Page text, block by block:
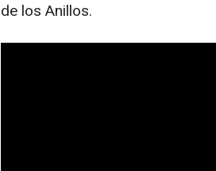
de los Anillos.